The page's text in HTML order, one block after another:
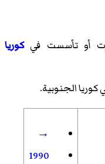
أو تأسست فيكوريا
.
→
1990